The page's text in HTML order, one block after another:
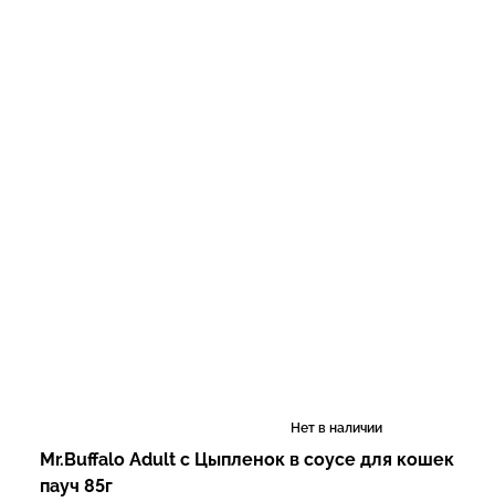
Нет в наличии
Mr.Buffalo Adult с Цыпленок в соусе для кошек
пауч 85г